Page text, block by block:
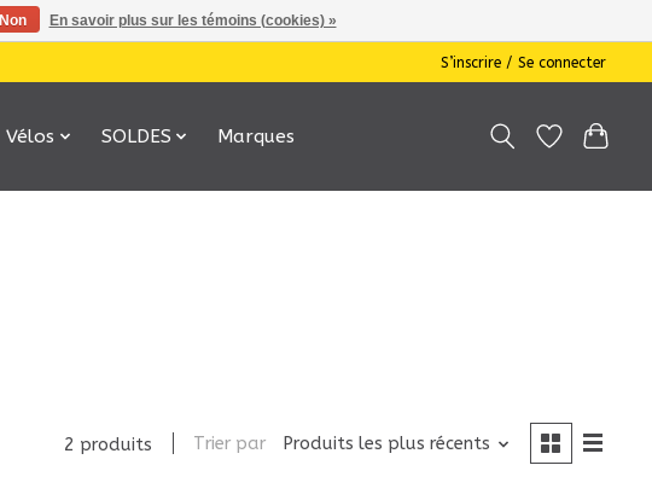
S’inscrire / Se connecter
Vélos SOLDES Marques
2 produits Trier par Produits les plus récents
Non En savoir plus sur les témoins (cookies) »